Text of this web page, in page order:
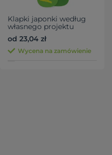
Klapki japonki według
własnego projektu
od 23,04 zł
Wycena na zamówienie